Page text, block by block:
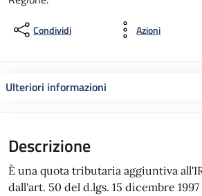
Condividi Azioni
Ulteriori informazioni
Descrizione
È una quota tributaria aggiuntiva
dall'art. 50 del d.lgs. 15 dicembre